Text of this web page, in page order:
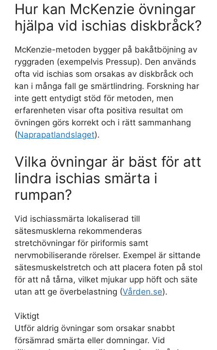
Hur kan McKenzie övningar
hjälpa vid ischias diskbråck?
McKenzie-metoden bygger på bakåtböjning av
ryggraden (exempelvis Pressup). Den används
ofta vid ischias som orsakas av diskbråck och
kan i många fall ge smärtlindring. Forskning har
inte gett entydigt stöd för metoden, men
erfarenheten visar ofta positiva resultat om
övningen görs korrekt och i rätt sammanhang
(Naprapatlandslaget).
Vilka övningar är bäst för att
lindra ischias smärta i
rumpan?
Vid ischiassmärta lokaliserad till
sätesmusklerna rekommenderas
stretchövningar för piriformis samt
nervmobiliserande rörelser. Exempel är sittande
sätesmuskelstretch och att placera foten på stol
för att nå tårna, vilket mjukar upp höft och säte
utan att ge överbelastning (Vården.se).
Viktigt
Utför aldrig övningar som orsakar snabbt
försämrad smärta eller domningar. Vid